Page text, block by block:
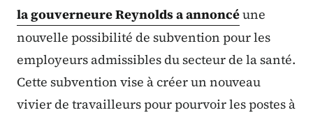
la gouverneure Reynolds a annoncéune
nouvelle possibilité de subvention pour les
employeurs admissibles du secteur de la santé.
Cette subvention vise à créer un nouveau
vivier de travailleurs pour pourvoir les postes à